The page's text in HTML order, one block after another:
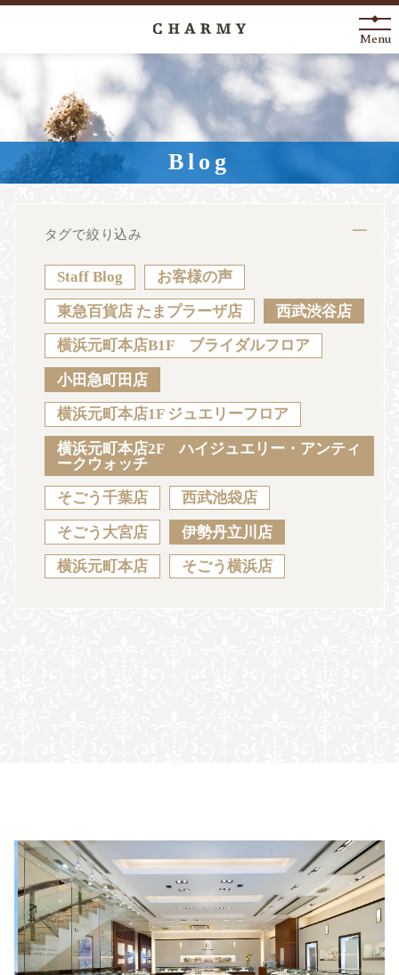
New Arrival
About
Engagement Ring
Anniversary
News Blog
Sustainability Voice Catalog
JA EN CH KO
Menu
Blog
タグで絞り込み
Staff Blog お客様の声
東急百貨店 たまプラーザ店 西武渋谷店
横浜元町本店B1F ブライダルフロア
小田急町田店
横浜元町本店1F ジュエリーフロア
横浜元町本店2F ハイジュエリー・アンティ
ークウォッチ
そごう千葉店 西武池袋店
そごう大宮店 伊勢丹立川店
横浜元町本店 そごう横浜店